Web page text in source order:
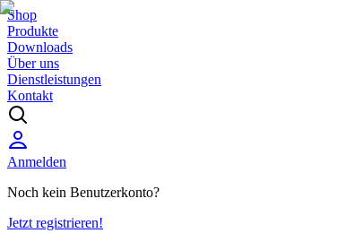
Shop
Produkte
Downloads
Über uns
Dienstleistungen
Kontakt
Anmelden
Noch kein Benutzerkonto?
Jetzt registrieren!